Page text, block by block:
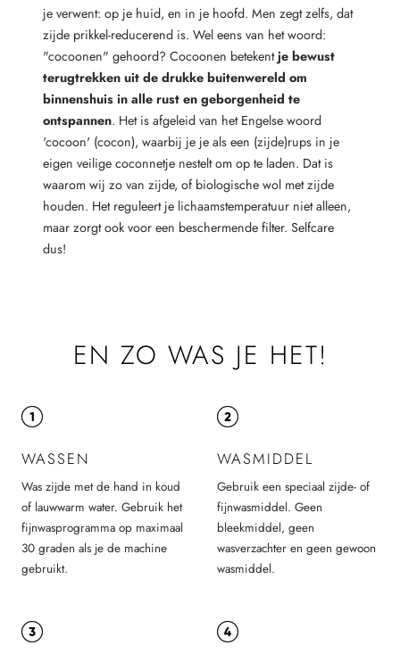
je verwent: op je huid, en in je hoofd. Men zegt zelfs, dat
zijde prikkel-reducerend is. Wel eens van het woord:
"cocoonen" gehoord? Cocoonen betekentje bewust
terugtrekken uit de drukke buitenwereld om
binnenshuis in alle rust en geborgenheid te
ontspannen. Het is afgeleid van het Engelse woord
'cocoon' (cocon), waarbij je je als een (zijde)rups in je
eigen veilige coconnetje nestelt om op te laden. Dat is
waarom wij zo van zijde, of biologische wol met zijde
houden. Het reguleert je lichaamstemperatuur niet alleen,
maar zorgt ook voor een beschermende filter. Selfcare
dus!
EN ZO WAS JE HET!
WASSEN
Was zijde met de hand in koud
of lauwwarm water. Gebruik het
fijnwasprogramma op maximaal
30 graden als je de machine
gebruikt.
WASMIDDEL
Gebruik een speciaal zijde- of
fijnwasmiddel. Geen
bleekmiddel, geen
wasverzachter en geen gewoon
wasmiddel.